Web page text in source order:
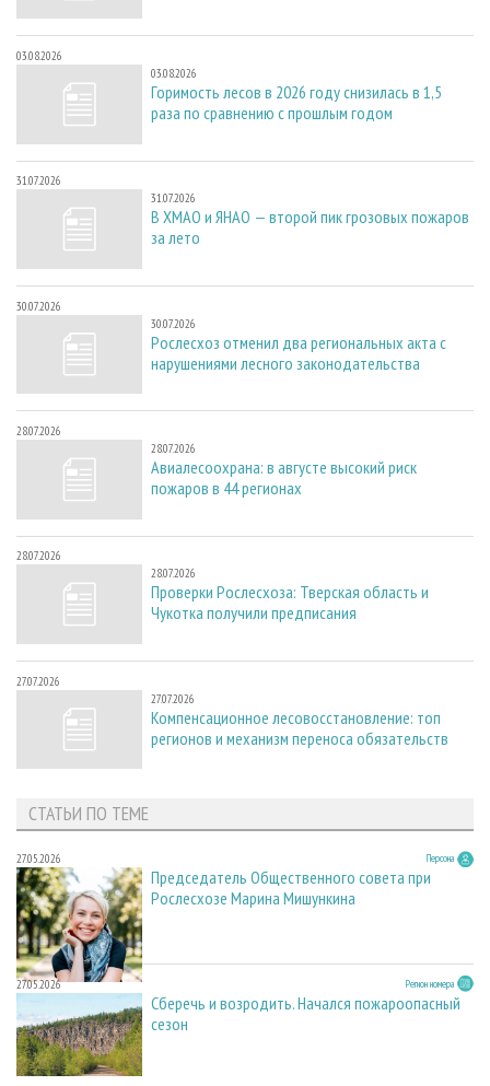
03.08.2026
03.08.2026
Горимость лесов в 2026 году снизилась в 1,5
раза по сравнению с прошлым годом
31.07.2026
31.07.2026
В ХМАО и ЯНАО — второй пик грозовых пожаров
за лето
30.07.2026
30.07.2026
Рослесхоз отменил два региональных акта с
нарушениями лесного законодательства
28.07.2026
28.07.2026
Авиалесоохрана: в августе высокий риск
пожаров в 44 регионах
28.07.2026
28.07.2026
Проверки Рослесхоза: Тверская область и
Чукотка получили предписания
27.07.2026
27.07.2026
Компенсационное лесовосстановление: топ
регионов и механизм переноса обязательств
СТАТЬИ ПО ТЕМЕ
27.05.2026 Персона
Председатель Общественного совета при
Рослесхозе Марина Мишункина
27.05.2026 Регион номера
Сберечь и возродить. Начался пожароопасный
сезон